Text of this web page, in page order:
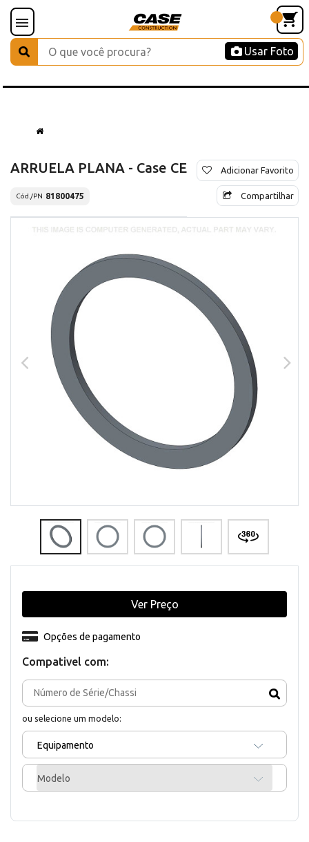
Usar Foto
ARRUELA PLANA - Case CE
Cód./PN 81800475
Adicionar Favorito
Compartilhar
Compativel com:
ou selecione um modelo:
Equipamento
Modelo
Opções de pagamento
Ver Preço